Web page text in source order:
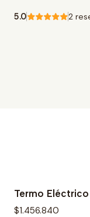
5.0 2
Termo
$1.456.840